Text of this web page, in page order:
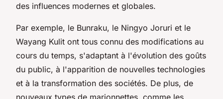
des influences modernes et globales.
Par exemple, le Bunraku, le Ningyo Joruri et le
Wayang Kulit ont tous connu des modifications au
cours du temps, s'adaptant à l'évolution des goûts
du public, à l'apparition de nouvelles technologies
et à la transformation des sociétés. De plus, de
nouveaux types de marionnettes, comme les